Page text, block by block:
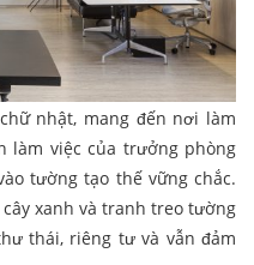
nhật, mang đến nơi làm
làm việc của trưởng phòng
tường tạo thế vững chắc.
xanh và tranh treo tường
thái, riêng tư và vẫn đảm